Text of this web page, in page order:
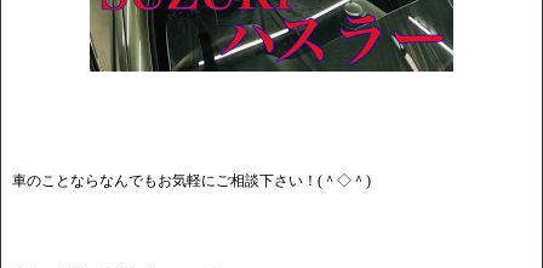
車のことならなんでもお気軽にご相談下さい！(＾◇＾)